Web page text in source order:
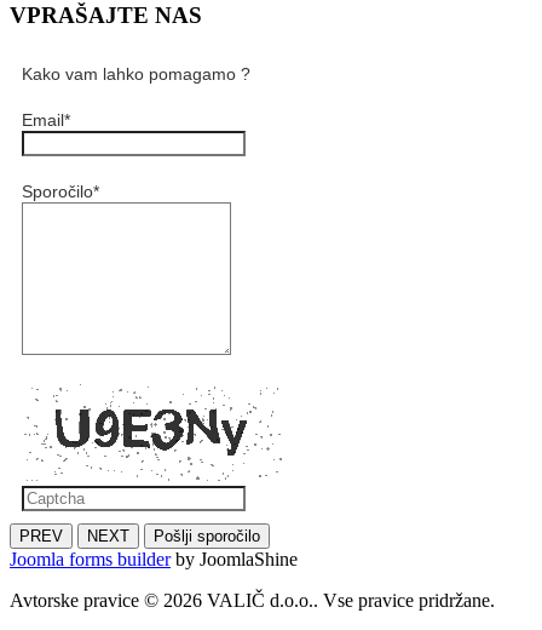
VPRAŠAJTE NAS
Kako vam lahko pomagamo ?
Email*
Sporočilo*
PREV NEXT Pošlji sporočilo
Joomla forms builderby JoomlaShine
Avtorske pravice © 2026 VALIČ d.o.o.. Vse pravice pridržane.